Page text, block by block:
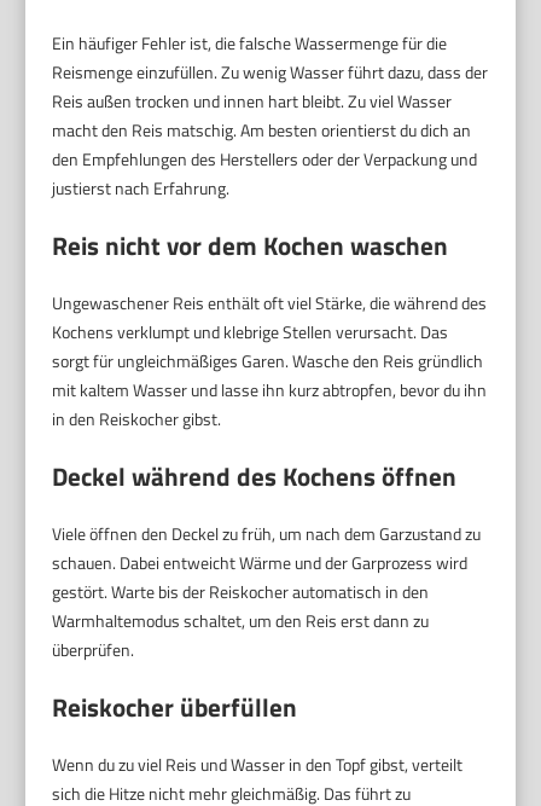
Ein häufiger Fehler ist, die falsche Wassermenge für die
Reismenge einzufüllen. Zu wenig Wasser führt dazu, dass der
Reis außen trocken und innen hart bleibt. Zu viel Wasser
macht den Reis matschig. Am besten orientierst du dich an
den Empfehlungen des Herstellers oder der Verpackung und
justierst nach Erfahrung.
Reis nicht vor dem Kochen waschen
Ungewaschener Reis enthält oft viel Stärke, die während des
Kochens verklumpt und klebrige Stellen verursacht. Das
sorgt für ungleichmäßiges Garen. Wasche den Reis gründlich
mit kaltem Wasser und lasse ihn kurz abtropfen, bevor du ihn
in den Reiskocher gibst.
Deckel während des Kochens öffnen
Viele öffnen den Deckel zu früh, um nach dem Garzustand zu
schauen. Dabei entweicht Wärme und der Garprozess wird
gestört. Warte bis der Reiskocher automatisch in den
Warmhaltemodus schaltet, um den Reis erst dann zu
überprüfen.
Reiskocher überfüllen
Wenn du zu viel Reis und Wasser in den Topf gibst, verteilt
sich die Hitze nicht mehr gleichmäßig. Das führt zu